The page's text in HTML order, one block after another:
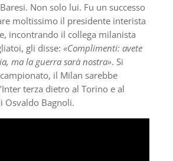
Non solo lui. Fu un successo
moltissimo il presidente interista
incontrando il collega milanista
gli disse: «Complimenti: avete
ma la guerra sarà nostra». Si
il Milan sarebbe
terza dietro al Torino e al
Osvaldo Bagnoli.